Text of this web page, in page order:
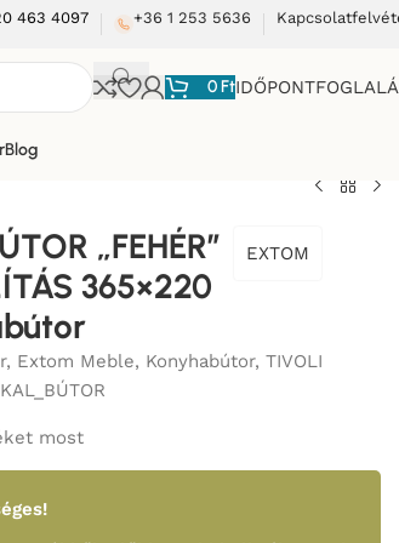
463 4097 +36 1 253 5636
0Ft
Blog
„FEHÉR”
365×220
EXTOM
, Extom Meble, Konyhabútor, TIVOLI
most